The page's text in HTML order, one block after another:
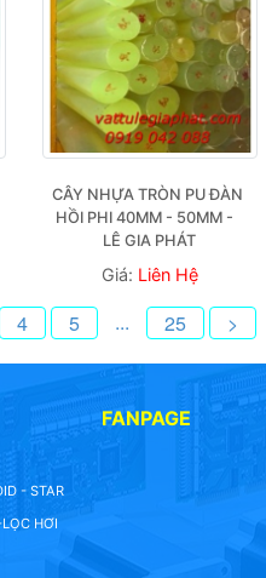
CÂY NHỰA TRÒN PU ĐÀN
HỒI PHI 40MM - 50MM -
LÊ GIA PHÁT
Giá: Liên Hệ
4 5 ... 25 >
- STAR
HƠI
FANPAGE